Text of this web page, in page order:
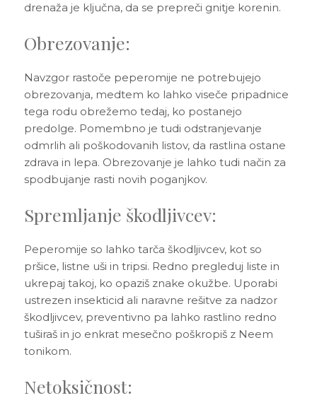
drenaža je ključna, da se prepreči gnitje korenin.
Obrezovanje:
Navzgor rastoče peperomije ne potrebujejo
obrezovanja, medtem ko lahko viseče pripadnice
tega rodu obrežemo tedaj, ko postanejo
predolge. Pomembno je tudi odstranjevanje
odmrlih ali poškodovanih listov, da rastlina ostane
zdrava in lepa. Obrezovanje je lahko tudi način za
spodbujanje rasti novih poganjkov.
Spremljanje škodljivcev:
Peperomije so lahko tarča škodljivcev, kot so
pršice, listne uši in tripsi. Redno pregleduj liste in
ukrepaj takoj, ko opaziš znake okužbe. Uporabi
ustrezen insekticid ali naravne rešitve za nadzor
škodljivcev, preventivno pa lahko rastlino redno
tuširaš in jo enkrat mesečno poškropiš z Neem
tonikom.
Netoksičnost: